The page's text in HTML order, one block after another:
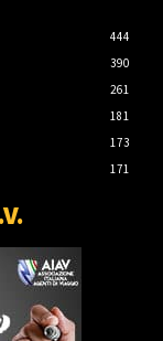
444
390
261
181
173
171